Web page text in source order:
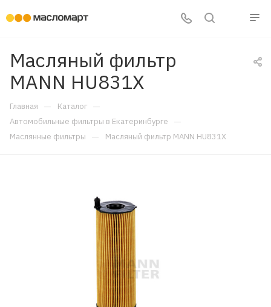
Масляный фильтр
MANN HU831X
Главная — Каталог —
Автомобильные фильтры в Екатеринбурге —
Маслянные фильтры — Масляный фильтр MANN HU831X